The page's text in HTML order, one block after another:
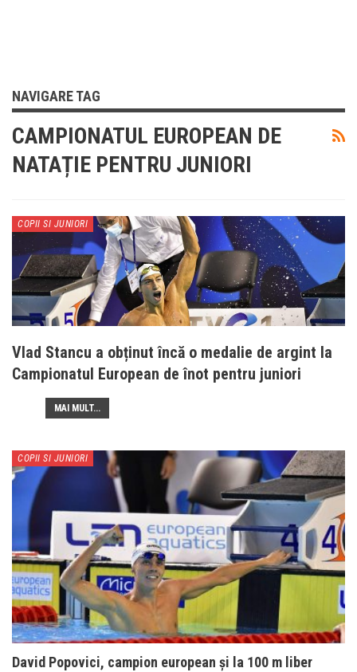
NAVIGARE TAG
CAMPIONATUL EUROPEAN DE
NATAȚIE PENTRU JUNIORI
COPII SI JUNIORI
Vlad Stancu a obținut încă o medalie de argint la
Campionatul European de înot pentru juniori
MAI MULT...
COPII SI JUNIORI
David Popovici, campion european și la 100 m liber